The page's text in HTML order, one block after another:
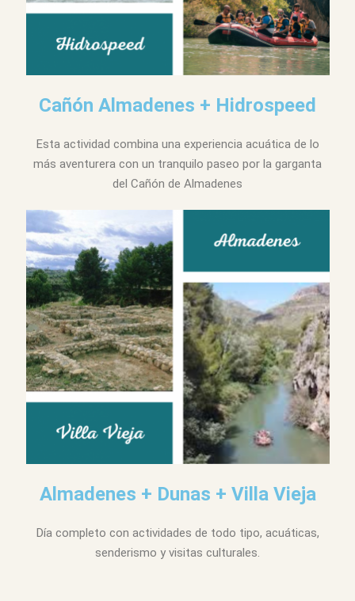
Cañón Almadenes + Hidrospeed
Esta actividad combina una experiencia acuática de lo
más aventurera con un tranquilo paseo por la garganta
del Cañón de Almadenes
Almadenes + Dunas + Villa Vieja
Día completo con actividades de todo tipo, acuáticas,
senderismo y visitas culturales.